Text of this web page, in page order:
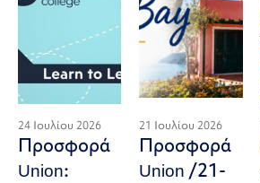
24 Ιουλίου 2026
Προσφορά
Union:
21 Ιουλίου 2026
Προσφορά
Union /21-